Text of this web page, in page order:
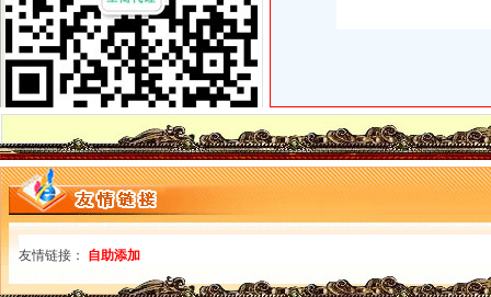
重庆营业执照遗失,补办流程及所需资料-时空商城交流版-时空网
公司是做品牌服装代理的,公司在成都办理的营业执照,在重庆设立
重庆锦钰财务咨询部：公司主营业务为代办工商执照、代理企业建账、
重庆代办公司
重庆代办公司验资报告,代办验资报告,验资报告代办费用-
重庆代理商标注册哪家公司价格便宜？-商务服务-*一金融网
重庆尼潍斯商务信息咨询有限公司,重庆尼潍斯公司,重庆工商代
渝中区办执照
整形院还没执照就营业女孩祛斑手术过敏起纠纷-法律频道-华龙网
作坊产大量福尔马林旺__寻问网
未拿执照整形院就试营业女生祛斑后发红起痘-中新网
拆迁安置问题_重庆市公开信箱
友情链接： 自助添加